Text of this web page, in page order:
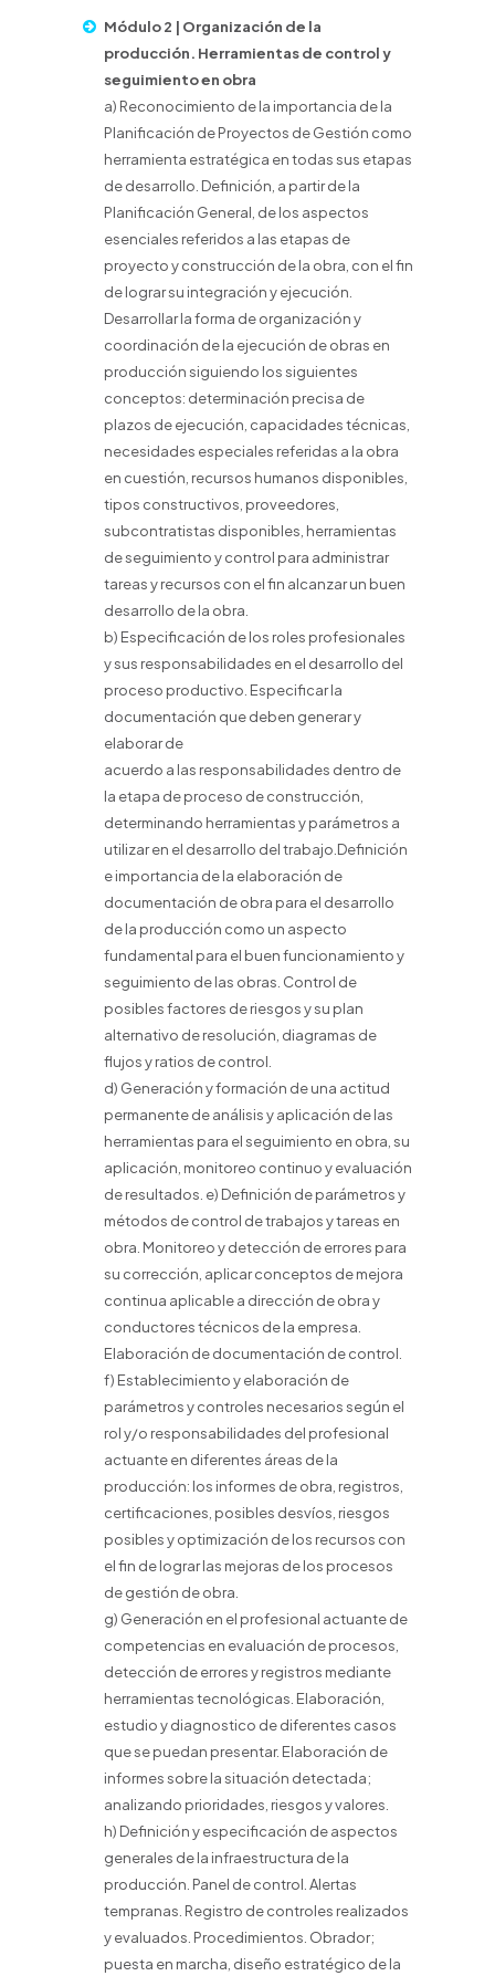
Módulo 2 | Organización de la
producción. Herramientas de control y
seguimiento en obra
a) Reconocimiento de la importancia de la
Planificación de Proyectos de Gestión como
herramienta estratégica en todas sus etapas
de desarrollo. Definición, a partir de la
Planificación General, de los aspectos
esenciales referidos a las etapas de
proyecto y construcción de la obra, con el fin
de lograr su integración y ejecución.
Desarrollar la forma de organización y
coordinación de la ejecución de obras en
producción siguiendo los siguientes
conceptos: determinación precisa de
plazos de ejecución, capacidades técnicas,
necesidades especiales referidas a la obra
en cuestión, recursos humanos disponibles,
tipos constructivos, proveedores,
subcontratistas disponibles, herramientas
de seguimiento y control para administrar
tareas y recursos con el fin alcanzar un buen
desarrollo de la obra.
b) Especificación de los roles profesionales
y sus responsabilidades en el desarrollo del
proceso productivo. Especificar la
documentación que deben generar y
elaborar de
acuerdo a las responsabilidades dentro de
la etapa de proceso de construcción,
determinando herramientas y parámetros a
utilizar en el desarrollo del trabajo.Definición
e importancia de la elaboración de
documentación de obra para el desarrollo
de la producción como un aspecto
fundamental para el buen funcionamiento y
seguimiento de las obras. Control de
posibles factores de riesgos y su plan
alternativo de resolución, diagramas de
flujos y ratios de control.
d) Generación y formación de una actitud
permanente de análisis y aplicación de las
herramientas para el seguimiento en obra, su
aplicación, monitoreo continuo y evaluación
de resultados. e) Definición de parámetros y
métodos de control de trabajos y tareas en
obra. Monitoreo y detección de errores para
su corrección, aplicar conceptos de mejora
continua aplicable a dirección de obra y
conductores técnicos de la empresa.
Elaboración de documentación de control.
f) Establecimiento y elaboración de
parámetros y controles necesarios según el
rol y/o responsabilidades del profesional
actuante en diferentes áreas de la
producción: los informes de obra, registros,
certificaciones, posibles desvíos, riesgos
posibles y optimización de los recursos con
el fin de lograr las mejoras de los procesos
de gestión de obra.
g) Generación en el profesional actuante de
competencias en evaluación de procesos,
detección de errores y registros mediante
herramientas tecnológicas. Elaboración,
estudio y diagnostico de diferentes casos
que se puedan presentar. Elaboración de
informes sobre la situación detectada;
analizando prioridades, riesgos y valores.
h) Definición y especificación de aspectos
generales de la infraestructura de la
producción. Panel de control. Alertas
tempranas. Registro de controles realizados
y evaluados. Procedimientos. Obrador;
puesta en marcha, diseño estratégico de la